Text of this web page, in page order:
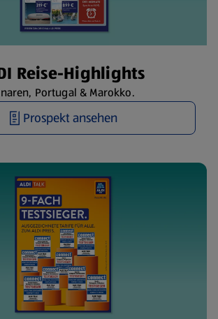
Reise-Highlights
Portugal & Marokko.
Prospekt ansehen